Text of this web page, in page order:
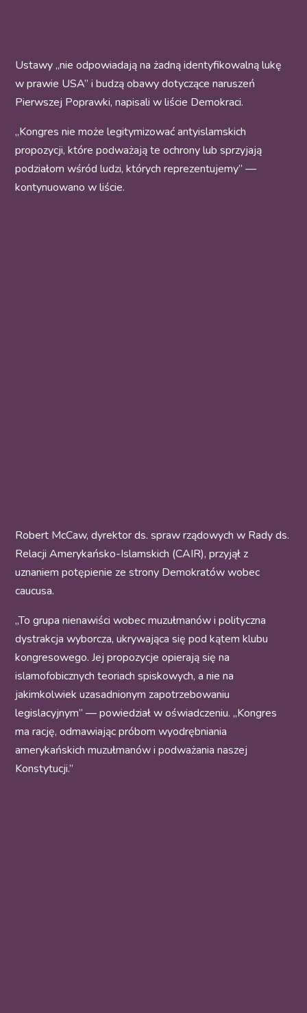
Ustawy „nie odpowiadają na żadną identyfikowalną lukę
w prawie USA” i budzą obawy dotyczące naruszeń
Pierwszej Poprawki, napisali w liście Demokraci.
„Kongres nie może legitymizować antyislamskich
propozycji, które podważają te ochrony lub sprzyjają
podziałom wśród ludzi, których reprezentujemy” —
kontynuowano w liście.
Robert McCaw, dyrektor ds. spraw rządowych w Rady ds.
Relacji Amerykańsko-Islamskich (CAIR), przyjął z
uznaniem potępienie ze strony Demokratów wobec
caucusa.
„To grupa nienawiści wobec muzułmanów i polityczna
dystrakcja wyborcza, ukrywająca się pod kątem klubu
kongresowego. Jej propozycje opierają się na
islamofobicznych teoriach spiskowych, a nie na
jakimkolwiek uzasadnionym zapotrzebowaniu
legislacyjnym” — powiedział w oświadczeniu. „Kongres
ma rację, odmawiając próbom wyodrębniania
amerykańskich muzułmanów i podważania naszej
Konstytucji.”